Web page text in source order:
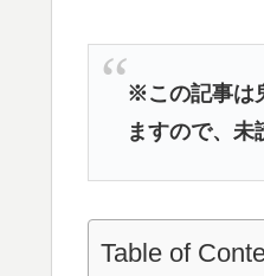
※この記事は
ますので、未
Table of